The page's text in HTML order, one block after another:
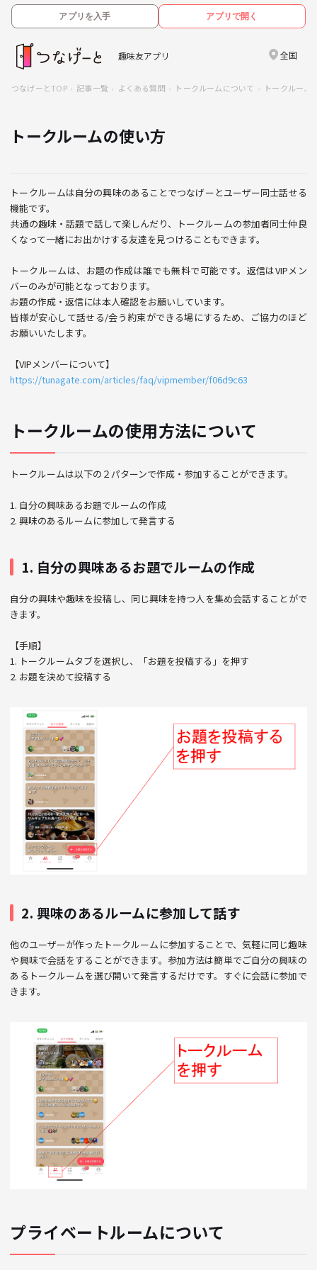
アプリを入手 アプリで開く
趣味友アプリ 全国
つなげーとTOP 記事一覧 よくある質問 トークルームについて トークルーム
トークルームの使い方
トークルームは自分の興味のあることでつなげーとユーザー同士話せる
機能です。
共通の趣味・話題で話して楽しんだり、トークルームの参加者同士仲良
くなって一緒にお出かけする友達を見つけることもできます。
トークルームは、お題の作成は誰でも無料で可能です。返信はVIPメン
バーのみが可能となっております。
お題の作成・返信には本人確認をお願いしています。
皆様が安心して話せる/会う約束ができる場にするため、ご協力のほど
お願いいたします。
【VIPメンバーについて】
https://tunagate.com/articles/faq/vipmember/f06d9c63
トークルームの使用方法について
トークルームは以下の２パターンで作成・参加することができます。
1. 自分の興味あるお題でルームの作成
2. 興味のあるルームに参加して発言する
1. 自分の興味あるお題でルームの作成
自分の興味や趣味を投稿し、同じ興味を持つ人を集め会話することがで
きます。
【手順】
1. トークルームタブを選択し、「お題を投稿する」を押す
2. お題を決めて投稿する
2. 興味のあるルームに参加して話す
他のユーザーが作ったトークルームに参加することで、気軽に同じ趣味
や興味で会話をすることができます。参加方法は簡単でご自分の興味の
あるトークルームを選び開いて発言するだけです。すぐに会話に参加で
きます。
プライベートルームについて